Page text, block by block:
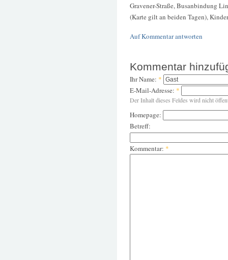
Gravener-Straße, Busanbindung
(Karte gilt an beiden Tagen),
Auf Kommentar antworten
Kommentar
Ihr Name: *
E-Mail-Adresse: *
Der Inhalt dieses Feldes wird nicht
Homepage:
Betreff:
Kommentar: *